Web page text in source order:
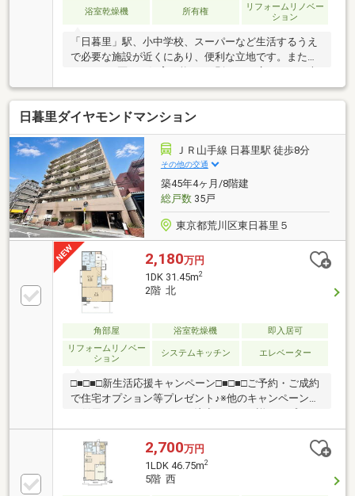
浴室乾燥機 所有権
リフォームリノベー
ション
「日暮里」駅、小中学校、スーパーなど生活するうえ
で必要な施設が近くにあり、便利な立地です。また、
ペットも2匹まで飼育可能!!（細則あり）広々とした専
用庭、テラスはいろいろな用途に使用できます♪新規
内装リノベーション済です。
日暮里ダイヤモンドマンション
ＪＲ山手線 日暮里駅 徒歩8分
その他の交通
築45年4ヶ月/8階建
総戸数35戸
東京都荒川区東日暮里５
2,180万円
1DK 31.45m2
2階 北
角部屋 浴室乾燥機
即入居可
リフォームリノベー
ション
システムキッチン エレベーター
□■□■□新生活応援キャンペーン□■□■□ご予約・ご成約
で住宅オプション等プレゼント♪※他のキャンペーンと
の併用はできませんのでご注意下さい。詳細はプレゼ
ント情報をご確認ください♪◇◆◇住宅ローン相談会
実施中◇◆◇随時住宅ローン相談会を開催しておりま
す♪都市銀行（三菱UFJ銀行/三井住友銀行/りそな銀
行）ネット銀行（auじぶん銀行/SBIネット銀行/イオン
銀行/楽天銀行）その他、地方銀行・信用金庫etc...
2,700万円
1LDK 46.75m2
5階 西